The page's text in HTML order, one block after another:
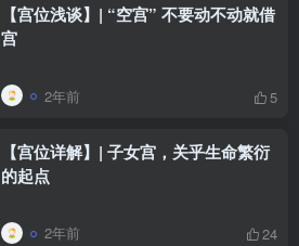
【宫位浅谈】| “空宫” 不要动不动就借
宫
2年前 5
【宫位详解】| 子女宫，关乎生命繁衍
的起点
2年前 24